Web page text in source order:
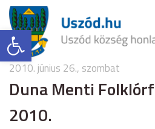
Eszköztár megnyitása
2010. június 26., szombat
Duna Menti
2010.